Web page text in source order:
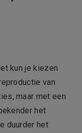
kun je kiezen
van
maar met een
het
duurder het